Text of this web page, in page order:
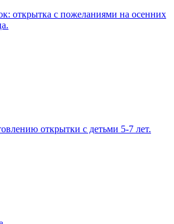
открытка с пожеланиями на осенних
открытки с детьми 5-7 лет.